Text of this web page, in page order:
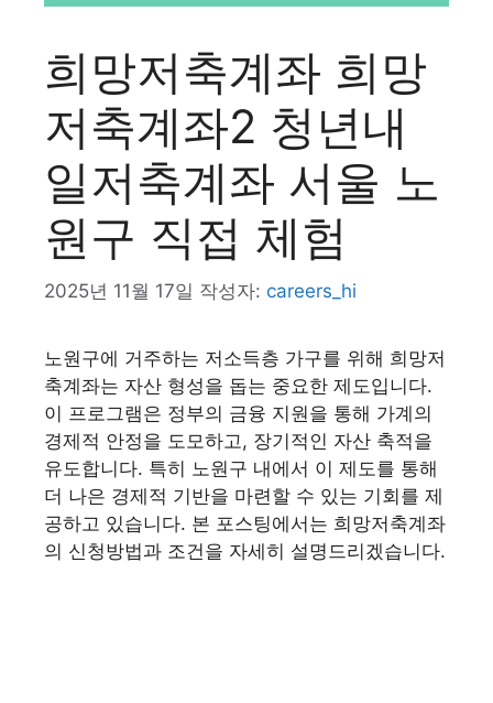
희망저축계좌 희망
저축계좌2 청년내
일저축계좌 서울 노
원구 직접 체험
2025년 11월 17일 작성자: careers_hi
노원구에 거주하는 저소득층 가구를 위해 희망저
축계좌는 자산 형성을 돕는 중요한 제도입니다.
이 프로그램은 정부의 금융 지원을 통해 가계의
경제적 안정을 도모하고, 장기적인 자산 축적을
유도합니다. 특히 노원구 내에서 이 제도를 통해
더 나은 경제적 기반을 마련할 수 있는 기회를 제
공하고 있습니다. 본 포스팅에서는 희망저축계좌
의 신청방법과 조건을 자세히 설명드리겠습니다.